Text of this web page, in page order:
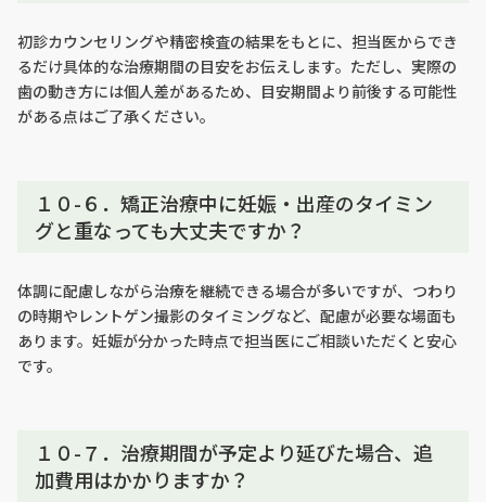
初診カウンセリングや精密検査の結果をもとに、担当医からでき
るだけ具体的な治療期間の目安をお伝えします。ただし、実際の
歯の動き方には個人差があるため、目安期間より前後する可能性
がある点はご了承ください。
１０-６．矯正治療中に妊娠・出産のタイミン
グと重なっても大丈夫ですか？
体調に配慮しながら治療を継続できる場合が多いですが、つわり
の時期やレントゲン撮影のタイミングなど、配慮が必要な場面も
あります。妊娠が分かった時点で担当医にご相談いただくと安心
です。
１０-７．治療期間が予定より延びた場合、追
加費用はかかりますか？